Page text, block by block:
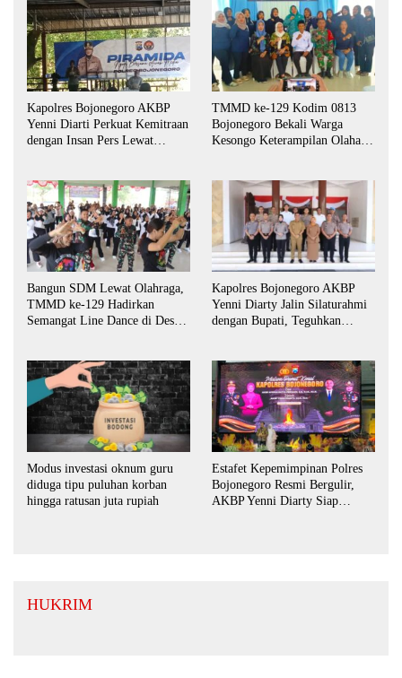
Kapolres Bojonegoro AKBP
Yenni Diarti Perkuat Kemitraan
dengan Insan Pers Lewat
TMMD ke-129 Kodim 0813
Bojonegoro Bekali Warga
Kesongo Keterampilan Olahan
Bangun SDM Lewat Olahraga,
TMMD ke-129 Hadirkan
Semangat Line Dance di Desa
Kapolres Bojonegoro AKBP
Yenni Diarty Jalin Silaturahmi
dengan Bupati, Teguhkan
Modus investasi oknum guru
diduga tipu puluhan korban
hingga ratusan juta rupiah
Estafet Kepemimpinan Polres
Bojonegoro Resmi Bergulir,
AKBP Yenni Diarty Siap
HUKRIM